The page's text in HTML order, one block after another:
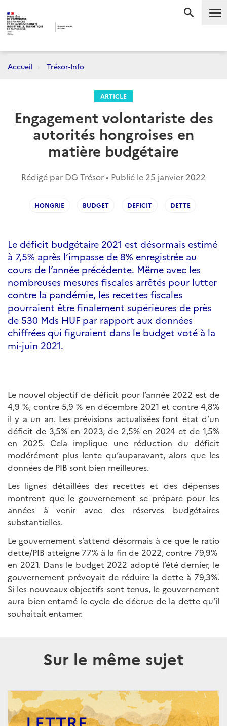
Accueil Trésor-Info
ARTICLE
Engagement volontariste des
autorités hongroises en
matière budgétaire
Rédigé par DG Trésor • Publié le 25 janvier 2022
HONGRIE BUDGET DEFICIT DETTE
Le déficit budgétaire 2021 est désormais estimé
à 7,5% après l’impasse de 8% enregistrée au
cours de l’année précédente. Même avec les
nombreuses mesures fiscales arrêtés pour lutter
contre la pandémie, les recettes fiscales
pourraient être finalement supérieures de près
de 530 Mds HUF par rapport aux données
chiffrées qui figuraient dans le budget voté à la
mi-juin 2021.
Le nouvel objectif de déficit pour l’année 2022 est de
4,9 %, contre 5,9 % en décembre 2021 et contre 4,8%
il y a un an. Les prévisions actualisées font état d’un
déficit de 3,5% en 2023, de 2,5% en 2024 et de 1,5%
en 2025. Cela implique une réduction du déficit
modérément plus lente qu’auparavant, alors que les
données de PIB sont bien meilleures.
Les lignes détaillées des recettes et des dépenses
montrent que le gouvernement se prépare pour les
années à venir avec des réserves budgétaires
substantielles.
Le gouvernement s’attend désormais à ce que le ratio
dette/PIB atteigne 77% à la fin de 2022, contre 79,9%
en 2021. Dans le budget 2022 adopté l’été dernier, le
gouvernement prévoyait de réduire la dette à 79,3%.
Si les nouveaux objectifs sont tenus, le gouvernement
aura bien entamé le cycle de décrue de la dette qu’il
souhaitait entamer.
Sur le même sujet